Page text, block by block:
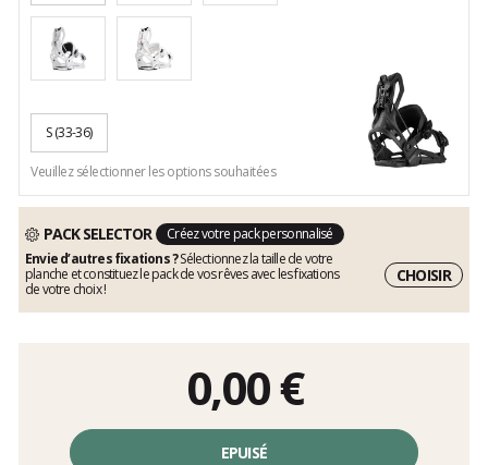
S(33-36)
Veuillez sélectionner les options souhaitées
PACK SELECTOR
Créez votre pack personnalisé
Envie d’autres fixations ?Sélectionnez la taille de votre
planche et constituez le pack de vos rêves avec les fixations
de votre choix !
CHOISIR
0,00€
EPUISÉ